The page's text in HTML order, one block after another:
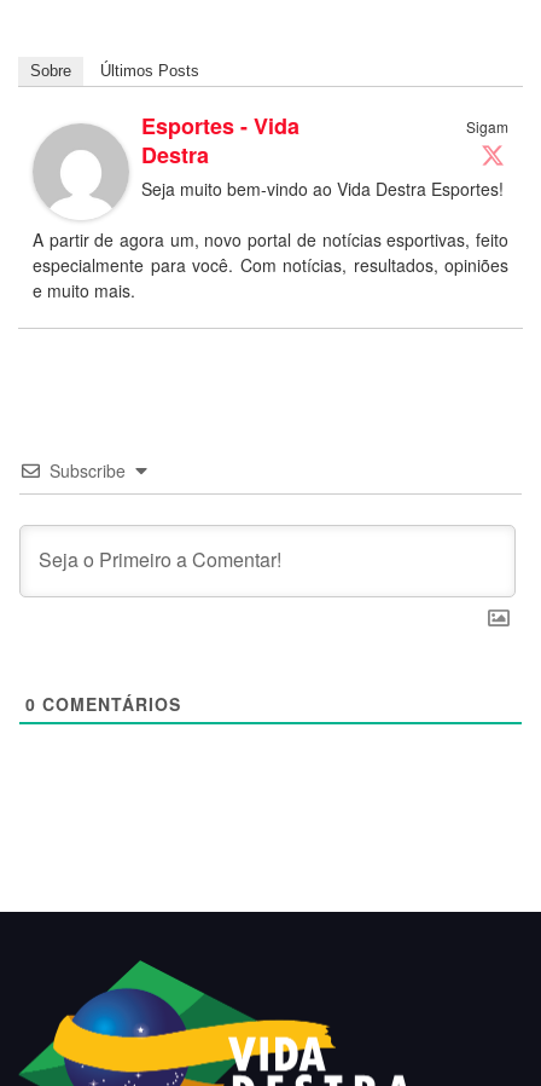
Sobre Últimos Posts
Sigam
Esportes - Vida
Destra
Seja muito bem-vindo ao Vida Destra Esportes!
A partir de agora um, novo portal de notícias esportivas, feito
especialmente para você. Com notícias, resultados, opiniões
e muito mais.
Subscribe
0 COMENTÁRIOS